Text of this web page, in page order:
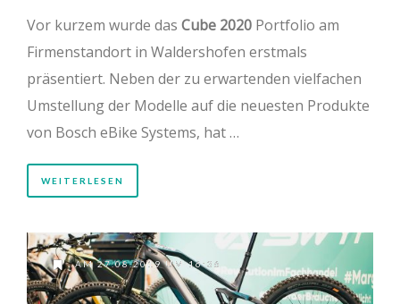
Vor kurzem wurde das Cube 2020 Portfolio am
Firmenstandort in Waldershofen erstmals
präsentiert. Neben der zu erwartenden vielfachen
Umstellung der Modelle auf die neuesten Produkte
von Bosch eBike Systems, hat …
WEITERLESEN
AM 27.08.2019 UM 16:36